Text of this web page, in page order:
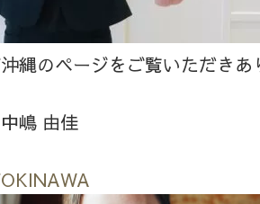
縄のページをご覧いただき
嶋 由佳